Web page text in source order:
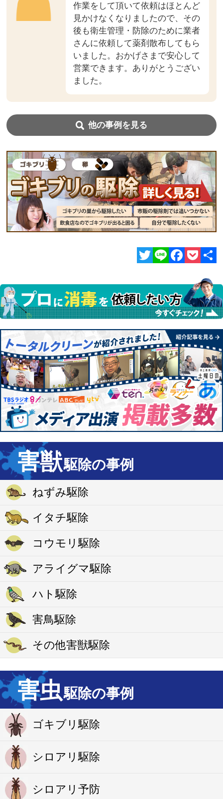
作業をして頂いて依頼はほとんど
見かけなくなりましたので、その
後も衛生管理・防除のために業者
さんに依頼して薬剤散布してもら
いました。おかげさまで安心して
営業できます。ありがとうござい
ました。
他の事例を見る
有
害獣駆除の事例
ねずみ駆除
イタチ駆除
コウモリ駆除
アライグマ駆除
ハト駆除
害鳥駆除
その他害獣駆除
害虫駆除の事例
ゴキブリ駆除
シロアリ駆除
シロアリ予防